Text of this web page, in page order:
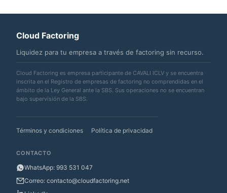
Cloud Factoring
Liquidez para tu empresa a través de factoring sin recurso.
Cloud Factoring es empresa participante de CAVALI ICLV y se encuentra
inscrita en el Registro de empresas de factoring no comprendidas en el
ámbito de la Ley General ante la SBS. Sus operaciones no se encuentran
bajo supervisión de la SBS.
Términos y condiciones Política de privacidad
CONTACTO
WhatsApp: 993 531 047
Correo: contacto@cloudfactoring.net